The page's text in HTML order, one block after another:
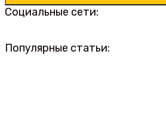
Социальные сети:
Популярные статьи: